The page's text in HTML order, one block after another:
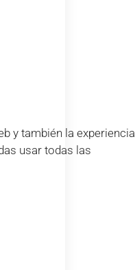
y también la experiencia
usar todas las